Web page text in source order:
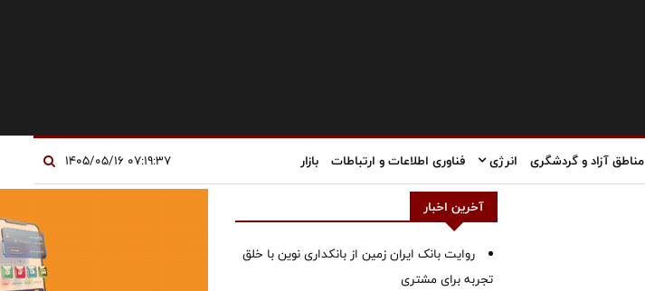
مناطق آزاد و گردشگری انرژی فناوری اطلاعات و ارتباطات بازار
آخرین اخبار
روایت بانک ایران زمین از بانکداری نوین با خلق
تجربه برای مشتری